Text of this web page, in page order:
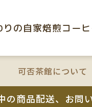
の⾃家焙煎コー
可否茶館について
の商品配送、お問